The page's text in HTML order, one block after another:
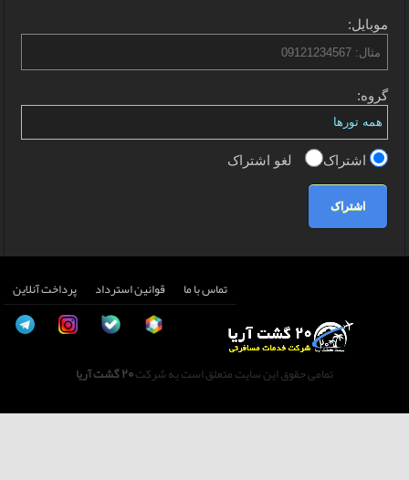
موبایل:
گروه:
اشتراک لغو اشتراک
اشتراک
تماس با ما قوانین استرداد پرداخت آنلاین
تمامی حقوق این سایت متعلق است به شرکت20 گشت آریا